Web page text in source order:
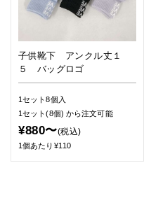
子供靴下 アンクル丈１
５ バッグロゴ
1セット8個入
1セット(8個) から注文可能
¥880〜(税込)
1個あたり¥110